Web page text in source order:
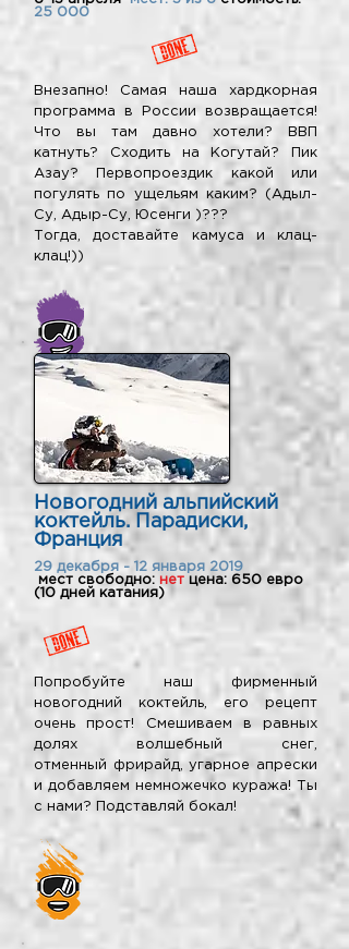
25 000
Внезапно! Самая наша хардкорная
программа в России возвращается!
Что вы там давно хотели? ВВП
катнуть? Сходить на Когутай? Пик
Азау? Первопроездик какой или
погулять по ущельям каким? (Адыл-
Су, Адыр-Су, Юсенги )???
Тогда, доставайте камуса и клац-
клац!))
Новогодний альпийский
коктейль. Парадиски,
Франция
29 декабря - 12 января 2019
мест свободно: нет цена: 650 евро
(10 дней катания)
Попробуйте наш фирменный
новогодний коктейль, его рецепт
очень прост! Смешиваем в равных
долях волшебный снег,
отменный фрирайд, угарное апрески
и добавляем немножечко куража! Ты
с нами? Подставляй бокал!